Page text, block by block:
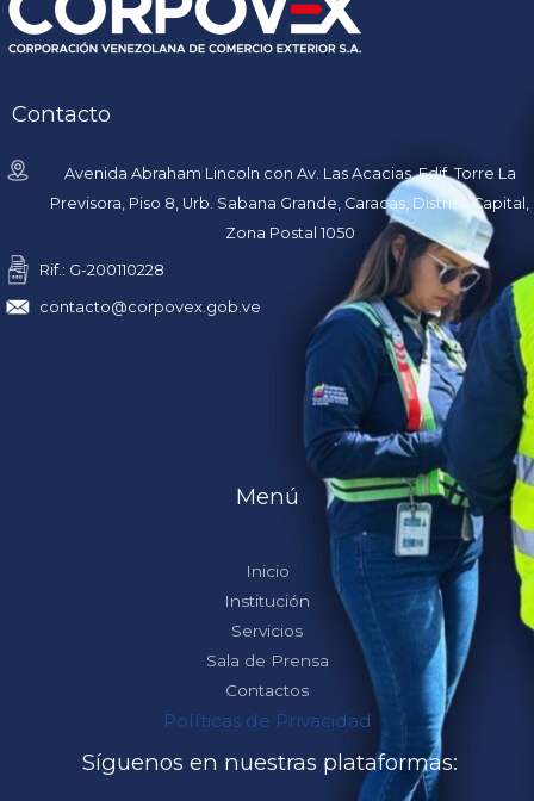
Contacto
Avenida Abraham Lincoln con Av. Las Acacias, Edif. Torre La
Previsora, Piso 8, Urb. Sabana Grande, Caracas, Distrito Capital,
Zona Postal 1050
Rif.: G-200110228
contacto@corpovex.gob.ve
Menú
Inicio
Institución
Servicios
Sala de Prensa
Contactos
Políticas de Privacidad
Síguenos en nuestras plataformas: